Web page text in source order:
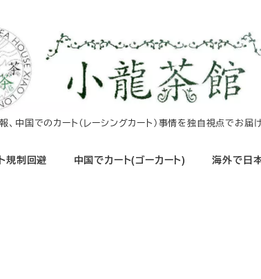
中国でのカート（レーシングカート）事情を独自視点でお届
規制回避 中国でカート(ゴーカート) 海外で日